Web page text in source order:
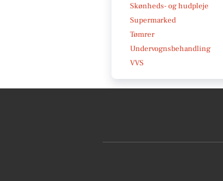
Skønheds- og hudpleje
Supermarked
Tømrer
Undervognsbehandling
VVS